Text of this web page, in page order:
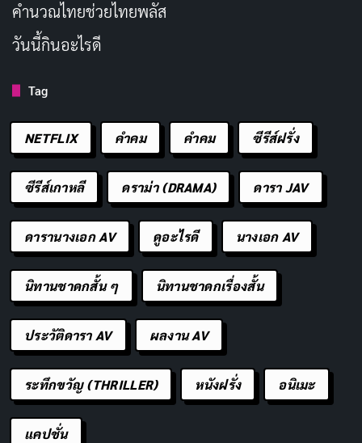
คํานวณไทยช่วยไทยพลัส
วันนี้กินอะไรดี
Tag
NETFLIX คำคม คําคม ซีรีส์ฝรั่ง
ซีรีส์เกาหลี ดราม่า (DRAMA) ดารา JAV
ดารานางเอก AV ดูอะไรดี นางเอก AV
นิทานชาดกสั้น ๆ นิทานชาดกเรื่องสั้น
ประวัติดารา AV ผลงาน AV
ระทึกขวัญ (THRILLER) หนังฝรั่ง อนิเมะ
แคปชั่น